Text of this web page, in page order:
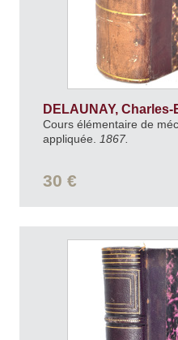
DELAUNAY, Charles-
Cours élémentaire de
appliquée.
1867.
30 €